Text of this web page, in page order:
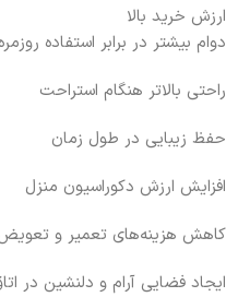
ارزش خرید بالا
دوام بیشتر در برابر استفاده روزمره
راحتی بالاتر هنگام استراحت
حفظ زیبایی در طول زمان
افزایش ارزش دکوراسیون منزل
کاهش هزینه‌های تعمیر و
ایجاد فضایی آرام و دلنشین در